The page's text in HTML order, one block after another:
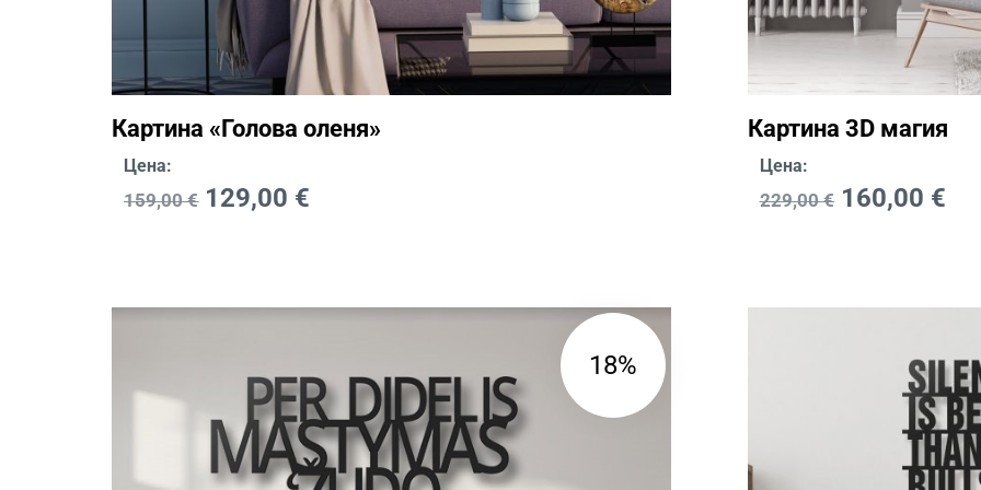
Картина «Голова оленя»
Цена:
159,00€ 129,00 €
Картина 3D магия
Цена:
229,00€ 160,00 €
18%